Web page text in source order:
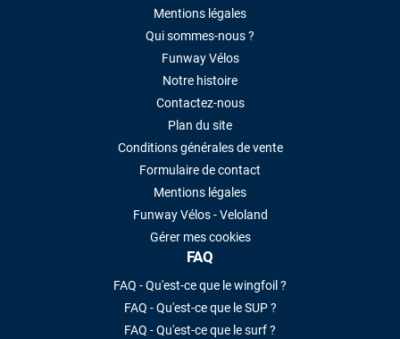
Mentions légales
Qui sommes-nous ?
Funway Vélos
Notre histoire
Contactez-nous
Plan du site
Conditions générales de vente
Formulaire de contact
Mentions légales
Funway Vélos - Veloland
Gérer mes cookies
FAQ
FAQ - Qu'est-ce que le wingfoil ?
FAQ - Qu'est-ce que le SUP ?
FAQ - Qu'est-ce que le surf ?